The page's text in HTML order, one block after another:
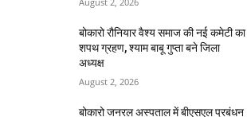
बोकारो रौनियार वैश्य समाज की नई कमेटी का
शपथ ग्रहण, श्याम बाबू गुप्ता बने जिला
अध्यक्ष
August 2, 2026
बोकारो जनरल अस्पताल में बीएसएल प्रबंधन